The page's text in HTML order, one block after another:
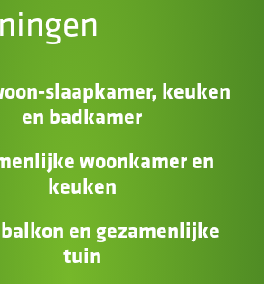
slaapkamer, keuken
en badkamer
woonkamer en
keuken
en gezamenlijke
tuin